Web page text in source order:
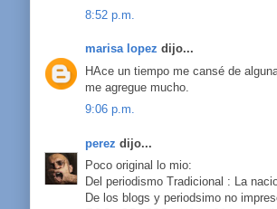
8:52 p.m.
marisa lopez dijo...
HAce un tiempo me cansé de
me agregue mucho.
9:06 p.m.
perez dijo...
Poco original lo mio:
Del periodismo Tradicional : La
De los blogs y periodsimo no